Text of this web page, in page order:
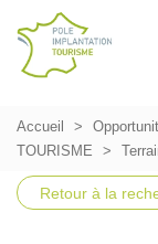
Accueil
TOURISME
Retour à la